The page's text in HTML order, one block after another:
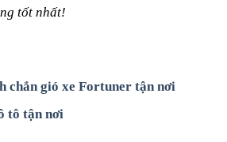
tốt nhất!
chắn gió xe Fortuner tận nơi
tô tận nơi